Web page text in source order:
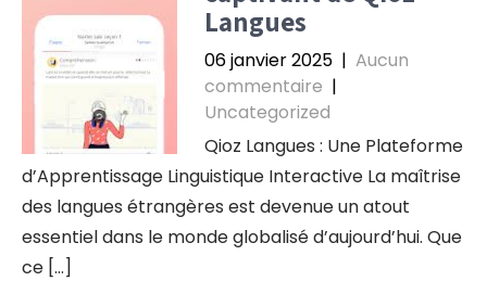
Langues
06 janvier 2025 | Aucun
commentaire |
Uncategorized
Qioz Langues : Une Plateforme
d’Apprentissage Linguistique Interactive La maîtrise
des langues étrangères est devenue un atout
essentiel dans le monde globalisé d’aujourd’hui. Que
ce […]